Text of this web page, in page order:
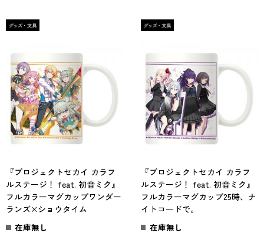
『プロジェクトセカイ カラフ
ルステージ！ feat. 初音ミク』
フルカラーマグカップワンダー
ランズ×ショウタイム
在庫無し
『プロジェクトセカイ カラフ
ルステージ！ feat. 初音ミク』
フルカラーマグカップ25時、ナ
イトコードで。
在庫無し